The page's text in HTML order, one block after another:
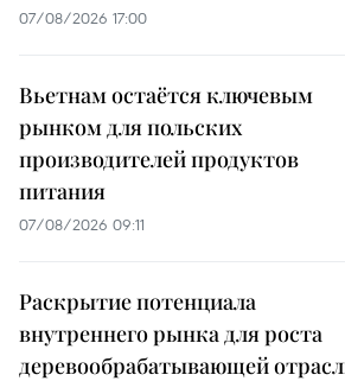
07/08/2026 17:00
Вьетнам остаётся ключевым
рынком для польских
производителей продуктов
питания
07/08/2026 09:11
Раскрытие потенциала
внутреннего рынка для роста
деревообрабатывающей